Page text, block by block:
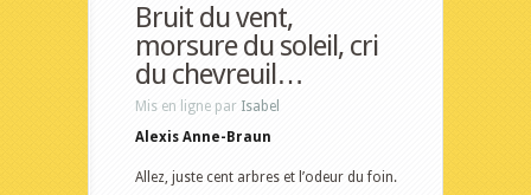
Bruit du vent,
morsure du soleil, cri
du chevreuil…
Mis en ligne par Isabel
Alexis Anne-Braun
Allez, juste cent arbres et l’odeur du foin.